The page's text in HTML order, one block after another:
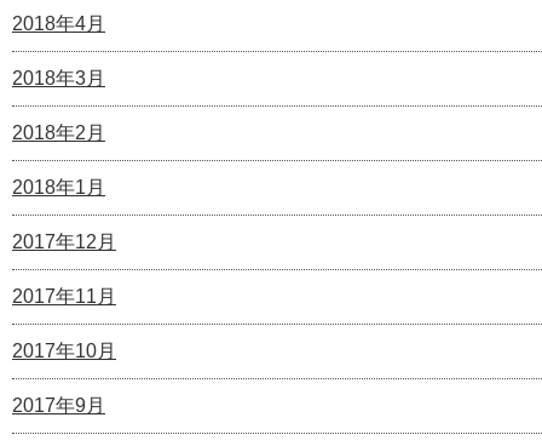
2018年4月
2018年3月
2018年2月
2018年1月
2017年12月
2017年11月
2017年10月
2017年9月